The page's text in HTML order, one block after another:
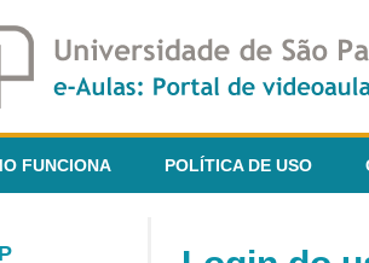
FUNCIONA POLÍTICA DE USO